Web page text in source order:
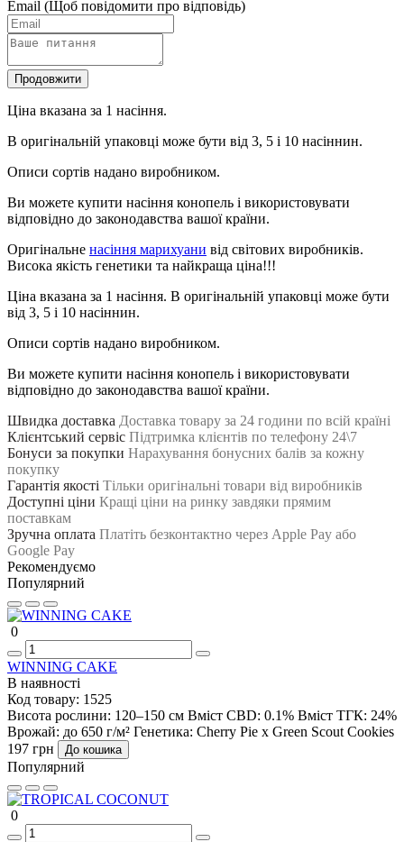
Email (Щоб повідомити про відповідь)
Продовжити
Ціна вказана за 1 насіння.
В оригінальній упаковці може бути від 3, 5 і 10 насіннин.
Описи сортів надано виробником.
Ви можете купити насіння конопель і використовувати
відповідно до законодавства вашої країни.
Оригінальне насіння марихуани від світових виробників.
Висока якість генетики та найкраща ціна!!!
Ціна вказана за 1 насіння. В оригінальній упаковці може бути
від 3, 5 і 10 насіннин.
Описи сортів надано виробником.
Ви можете купити насіння конопель і використовувати
відповідно до законодавства вашої країни.
Швидка доставка Доставка товару за 24 години по всій країні
Клієнтський сервіс Підтримка клієнтів по телефону 24\7
Бонуси за покупки Нарахування бонусних балів за кожну
покупку
Гарантія якості Тільки оригінальні товари від виробників
Доступні ціни Кращі ціни на ринку завдяки прямим
поставкам
Зручна оплата Платіть безконтактно через Apple Pay або
Google Pay
Рекомендуємо
Популярний
0
WINNING CAKE
В наявності
Код товару: 1525
Висота рослини: 120–150 см Вміст CBD: 0.1% Вміст ТГК: 24%
Врожай: до 650 г/м² Генетика: Cherry Pie x Green Scout Cookies
197 грн
До кошика
Популярний
0